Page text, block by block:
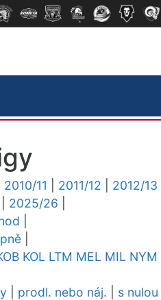
2010/11 2011/12 2012/13
2025/26
KOL LTM MEL MIL NYM
prodl. nebo náj. s nulou